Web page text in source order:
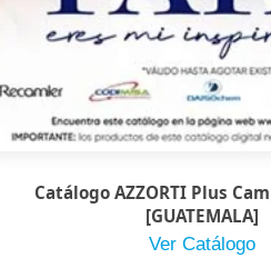
Catálogo AZZORTI Plus
[GUATEMALA]
Ver Catálogo